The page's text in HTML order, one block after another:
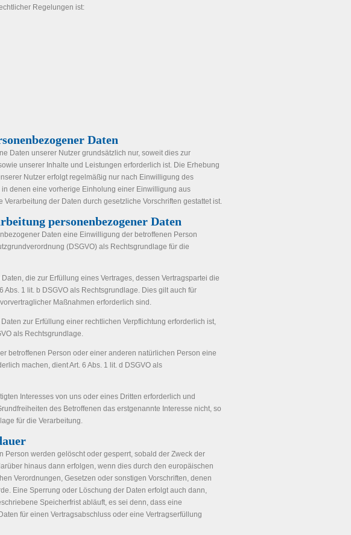
Regelungen ist:
Daten
Daten unserer Nutzer grundsätzlich nur, soweit dies zur
unserer Inhalte und Leistungen erforderlich ist. Die Erhebung
Nutzer erfolgt regelmäßig nur nach Einwilligung des
denen eine vorherige Einholung einer Einwilligung aus
der Daten durch gesetzliche Vorschriften gestattet ist.
personenbezogener Daten
Daten eine Einwilligung der betroffenen Person
(DSGVO) als Rechtsgrundlage für die
die zur Erfüllung eines Vertrages, dessen Vertragspartei die
Abs. 1 lit. b DSGVO als Rechtsgrundlage. Dies gilt auch für
Maßnahmen erforderlich sind.
zur Erfüllung einer rechtlichen Verpflichtung erforderlich ist,
als Rechtsgrundlage.
betroffenen Person oder einer anderen natürlichen Person eine
machen, dient Art. 6 Abs. 1 lit. d DSGVO als
Interesses von uns oder eines Dritten erforderlich und
des Betroffenen das erstgenannte Interesse nicht, so
für die Verarbeitung.
Person werden gelöscht oder gesperrt, sobald der Zweck der
hinaus dann erfolgen, wenn dies durch den europäischen
Verordnungen, Gesetzen oder sonstigen Vorschriften, denen
Eine Sperrung oder Löschung der Daten erfolgt auch dann,
Speicherfrist abläuft, es sei denn, dass eine
für einen Vertragsabschluss oder eine Vertragserfüllung